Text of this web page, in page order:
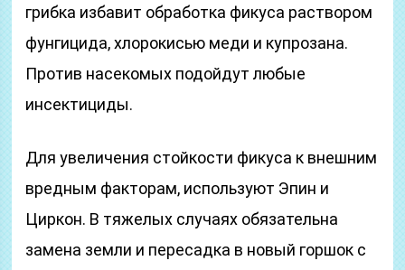
грибка избавит обработка фикуса раствором
фунгицида, хлорокисью меди и купрозана.
Против насекомых подойдут любые
инсектициды.
Для увеличения стойкости фикуса к внешним
вредным факторам, используют Эпин и
Циркон. В тяжелых случаях обязательна
замена земли и пересадка в новый горшок с